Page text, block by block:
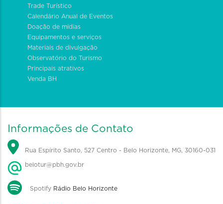
Trade Turístico
Calendário Anual de Eventos
Doação de mídias
Equipamentos e serviços
Materiais de divulgação
Observatório do Turismo
Principais atrativos
Venda BH
Informações de Contato
Rua Espírito Santo, 527 Centro - Belo Horizonte, MG, 30160-031
belotur@pbh.gov.br
Spotify Rádio Belo Horizonte